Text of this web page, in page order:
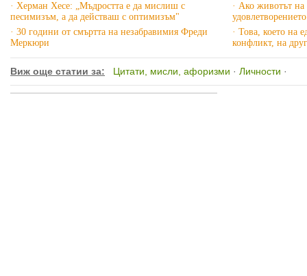
· Херман Хесе: „Мъдростта е да мислиш с
песимизъм, а да действаш с оптимизъм"
· 30 години от смъртта на незабравимия Фреди
Меркюри
· Ако животът на
удовлетворението
· Това, което на
конфликт, на
Виж още статии за: Цитати, мисли, афоризми · Личности ·